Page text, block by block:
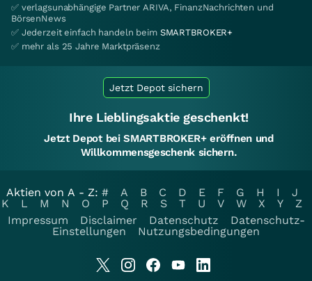
✅ verlagsunabhängige Partner ARIVA, FinanzNachrichten und
BörsenNews
✅ Jederzeit einfach handeln beim SMARTBROKER+
✅ mehr als 25 Jahre Marktpräsenz
Jetzt Depot sichern
Ihre Lieblingsaktie geschenkt!
Jetzt Depot bei SMARTBROKER+ eröffnen und
Willkommensgeschenk sichern.
Aktien von A - Z: # A B C D E F G H I
J
K
L M N O P Q R S T U V W X Y
Z
Impressum
Disclaimer Datenschutz
Datenschutz-
Einstellungen
Nutzungsbedingungen